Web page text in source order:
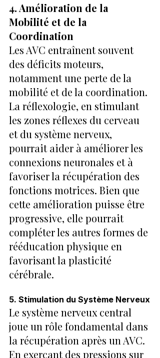
4. Amélioration de la
Mobilité et de la
Coordination
Les AVC entraînent souvent
des déficits moteurs,
notamment une perte de la
mobilité et de la coordination.
La réflexologie, en stimulant
les zones réflexes du cerveau
et du système nerveux,
pourrait aider à améliorer les
connexions neuronales et à
favoriser la récupération des
fonctions motrices. Bien que
cette amélioration puisse être
progressive, elle pourrait
compléter les autres formes de
rééducation physique en
favorisant la plasticité
cérébrale.
5. Stimulation du Système Nerveux
Le système nerveux central
joue un rôle fondamental dans
la récupération après un AVC.
En exerçant des pressions sur